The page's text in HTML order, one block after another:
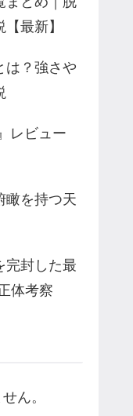
最新】
は？強さや
レビュー
瞰を持つ天
完封した最
体考察
ん。